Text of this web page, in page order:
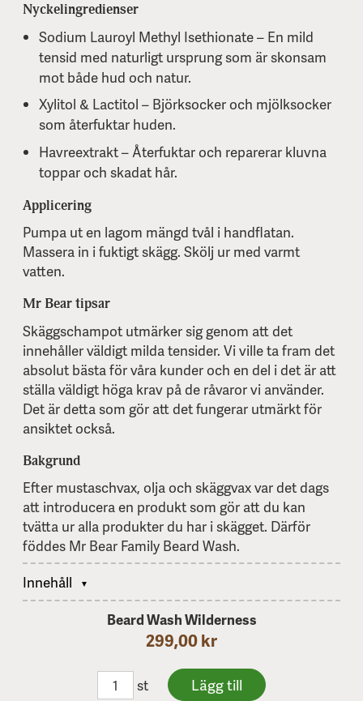
Nyckelingredienser
Sodium Lauroyl Methyl Isethionate – En mild
tensid med naturligt ursprung som är skonsam
mot både hud och natur.
Xylitol & Lactitol – Björksocker och mjölksocker
som återfuktar huden.
Havreextrakt – Återfuktar och reparerar kluvna
toppar och skadat hår.
Applicering
Pumpa ut en lagom mängd tvål i handflatan.
Massera in i fuktigt skägg. Skölj ur med varmt
vatten.
Mr Bear tipsar
Skäggschampot utmärker sig genom att det
innehåller väldigt milda tensider. Vi ville ta fram det
absolut bästa för våra kunder och en del i det är att
ställa väldigt höga krav på de råvaror vi använder.
Det är detta som gör att det fungerar utmärkt för
ansiktet också.
Bakgrund
Efter mustaschvax, olja och skäggvax var det dags
att introducera en produkt som gör att du kan
tvätta ur alla produkter du har i skägget. Därför
föddes Mr Bear Family Beard Wash.
Innehåll
Beard Wash Wilderness
299,00 kr
st